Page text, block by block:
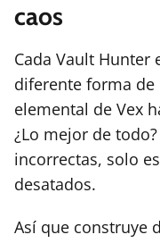
caos
Cada Vault Hunter
diferente forma de
elemental de Vex
¿Lo mejor de
incorrectas, solo
desatados.
Así que construye